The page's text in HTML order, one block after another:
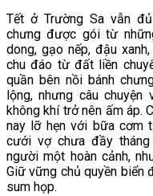
Tết ở Trường Sa vẫn
chưng được gói từ
dong, gạo nếp, đậu
chu đáo từ đất liền
quần bên nồi bánh
lộng, nhưng câu
không khí trở nên ấm áp.
nay lỡ hẹn với bữa cơm
cưới vợ chưa đầy
người một hoàn cảnh,
Giữ vững chủ quyền biển
sum họp.